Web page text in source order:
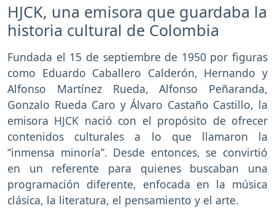
HJCK, una emisora que guardaba la
historia cultural de Colombia
Fundada el 15 de septiembre de 1950 por figuras
como Eduardo Caballero Calderón, Hernando y
Alfonso Martínez Rueda, Alfonso Peñaranda,
Gonzalo Rueda Caro y Álvaro Castaño Castillo, la
emisora HJCK nació con el propósito de ofrecer
contenidos culturales a lo que llamaron la
“inmensa minoría”. Desde entonces, se convirtió
en un referente para quienes buscaban una
programación diferente, enfocada en la música
clásica, la literatura, el pensamiento y el arte.